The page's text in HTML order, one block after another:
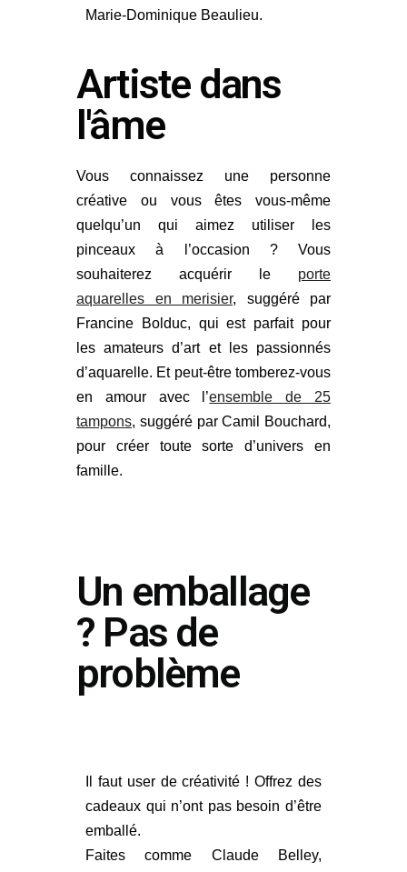
Marie-Dominique Beaulieu.
Artiste dans
l'âme
Vous connaissez une personne
créative ou vous êtes vous-même
quelqu’un qui aimez utiliser les
pinceaux à l’occasion ? Vous
souhaiterez acquérir le porte
aquarelles en merisier, suggéré par
Francine Bolduc, qui est parfait pour
les amateurs d’art et les passionnés
d’aquarelle. Et peut-être tomberez-vous
en amour avec l’ensemble de 25
tampons, suggéré par Camil Bouchard,
pour créer toute sorte d’univers en
famille.
Un emballage
? Pas de
problème
Il faut user de créativité ! Offrez des
cadeaux qui n’ont pas besoin d’être
emballé.
Faites comme Claude Belley,